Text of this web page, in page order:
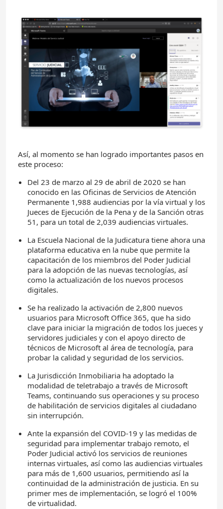
Así, al momento se han logrado importantes pasos en
este proceso:
Del 23 de marzo al 29 de abril de 2020 se han
conocido en las Oficinas de Servicios de Atención
Permanente 1,988 audiencias por la vía virtual y los
Jueces de Ejecución de la Pena y de la Sanción otras
51, para un total de 2,039 audiencias virtuales.
La Escuela Nacional de la Judicatura tiene ahora una
plataforma educativa en la nube que permite la
capacitación de los miembros del Poder Judicial
para la adopción de las nuevas tecnologías, así
como la actualización de los nuevos procesos
digitales.
Se ha realizado la activación de 2,800 nuevos
usuarios para Microsoft Office 365, que ha sido
clave para iniciar la migración de todos los jueces y
servidores judiciales y con el apoyo directo de
técnicos de Microsoft al área de tecnología, para
probar la calidad y seguridad de los servicios.
La Jurisdicción Inmobiliaria ha adoptado la
modalidad de teletrabajo a través de Microsoft
Teams, continuando sus operaciones y su proceso
de habilitación de servicios digitales al ciudadano
sin interrupción.
Ante la expansión del COVID-19 y las medidas de
seguridad para implementar trabajo remoto, el
Poder Judicial activó los servicios de reuniones
internas virtuales, así como las audiencias virtuales
para más de 1,600 usuarios, permitiendo así la
continuidad de la administración de justicia. En su
primer mes de implementación, se logró el 100%
de virtualidad.